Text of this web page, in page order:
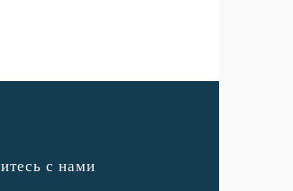
с нами